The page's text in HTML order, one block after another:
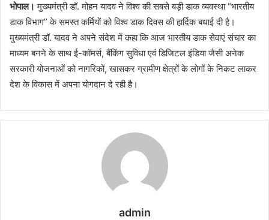
भोपाल। मुख्यमंत्री डॉ. मोहन यादव ने विश्व की सबसे बड़ी डाक व्यवस्था “भारतीय
डाक विभाग” के समस्त कर्मियों को विश्व डाक दिवस की हार्दिक बधाई दी है।
मुख्यमंत्री डॉ. यादव ने अपने संदेश में कहा कि आज भारतीय डाक सेवाएं संचार का
माध्यम बनने के साथ ई-कॉमर्स, बैंकिंग सुविधा एवं डिजिटल इंडिया जैसी अनेक
सरकारी योजनाओं को नागरिकों, खासकर ग्रामीण क्षेत्रों के लोगों के निकट लाकर
देश के विकास में अपना योगदान दे रही है।
admin